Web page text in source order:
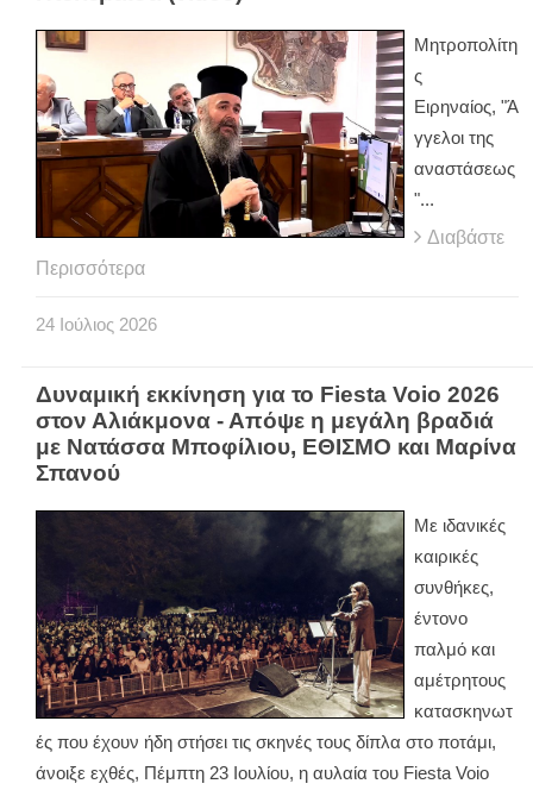
Μητροπολίτη
ς
Ειρηναίος, "Ά
γγελοι της
αναστάσεως
"...
Διαβάστε
Περισσότερα
24 Ιούλιος 2026
Δυναμική εκκίνηση για το Fiesta Voio 2026
στον Αλιάκμονα - Απόψε η μεγάλη βραδιά
με Νατάσσα Μποφίλιου, ΕΘΙΣΜΟ και Μαρίνα
Σπανού
Με ιδανικές
καιρικές
συνθήκες,
έντονο
παλμό και
αμέτρητους
κατασκηνωτ
ές που έχουν ήδη στήσει τις σκηνές τους δίπλα στο ποτάμι,
άνοιξε εχθές, Πέμπτη 23 Ιουλίου, η αυλαία του Fiesta Voio